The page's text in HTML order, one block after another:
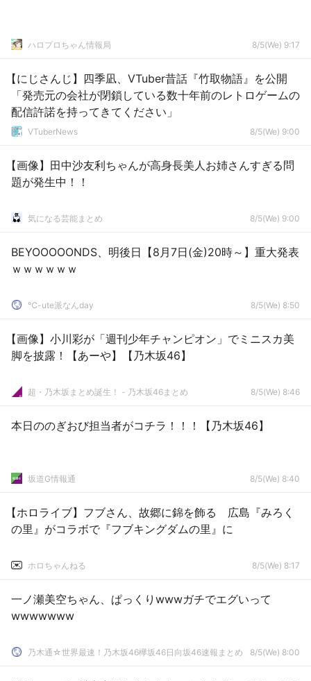
ハロプロちゃん情報局 8/5(We) 9:17
【にじさんじ】四季凪、VTuber昔話『竹取物語』を公開
「発売元の会社が閉鎖している数十年前のレトロゲームの
配信許諾を持ってきてください」
VTuberNews 8/5(We) 9:00
【画像】田中沙友利ちゃんが高身長美人お姉さんすぎる問
題が発生中！！
気になる芸能まとめ 8/5(We) 9:00
BEYOOOOONDS、明後日【8月7日(金)20時～】重大発表
ｗｗｗｗｗｗ
℃-ute派なんday 8/5(We) 8:50
【画像】小川彩が「週刊少年チャンピオン」でミニスカ美
脚を披露！【あーや】【乃木坂46】
超・乃木坂まとめ誕生！ - 乃木坂46まとめ 8/5(We) 8:46
本日ののぎおび担当者がコチラ！！！【乃木坂46】
坂道G情報通 8/5(We) 8:40
【ホロライブ】フブさん、故郷に錦を飾る 広島『みろく
の里』がコラボで『フブキングダムの里』に
ホロちゃんねる 8/5(We) 8:17
一ノ瀬美空ちゃん、ぱっくりwwwガチでエグいって
wwwwwww
乃木通☆世界最速！乃木坂46欅坂46日向坂46速報まとめ 8/5(We) 8:00